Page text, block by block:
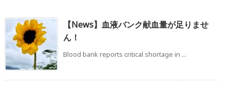
【News】血液バンク献血量が足りませ
ん！
Blood bank reports critical shortage in ...